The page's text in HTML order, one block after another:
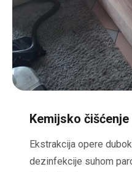
Kemijsko
Ekstrakcija opere
dezinfekcije suhom